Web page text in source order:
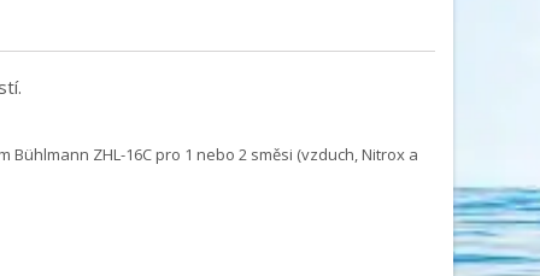
ZHL-16C pro 1 nebo 2 směsi (vzduch, Nitrox a